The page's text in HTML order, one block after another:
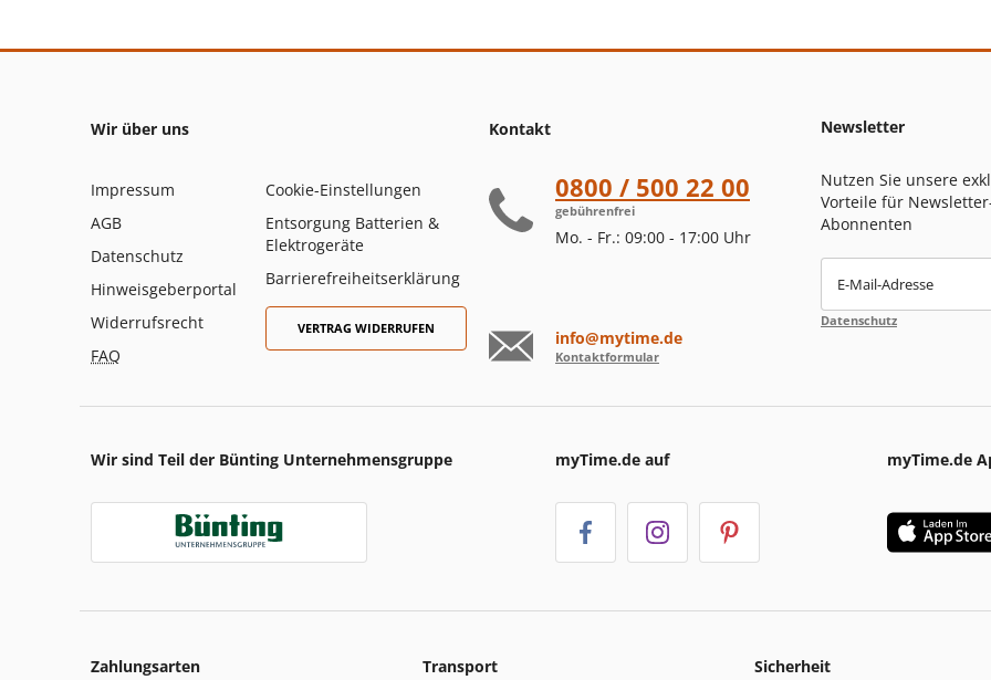
Wir über uns
Impressum
AGB
Datenschutz
Hinweisgeberportal
Widerrufsrecht
FAQ
Cookie-Einstellungen
Entsorgung Batterien &
Elektrogeräte
Barrierefreiheitserklärung
VERTRAG WIDERRUFEN
Kontakt
0800 / 500 22 00
gebührenfrei
Mo. - Fr.: 09:00 - 17:00 Uhr
info@mytime.de
Kontaktformular
Newsletter
Nutzen Sie unsere
Vorteile für
Abonnenten
E-Mail-Adresse
Datenschutz
Wir sind Teil der Bünting Unternehmensgruppe myTime.de auf myTime.de
Zahlungsarten Transport Sicherheit